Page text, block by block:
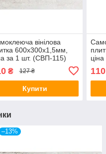
вінілова
600х300х1,5мм,
за 1 шт. (СВП-115)
₴ 127 ₴
Купити
110
–13%